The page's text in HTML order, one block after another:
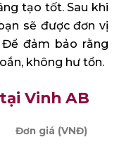
tạo tốt. Sau khi
sẽ được đơn vị
đảm bảo rằng
không hư tổn.
Vinh AB
Đơn giá (VNĐ)